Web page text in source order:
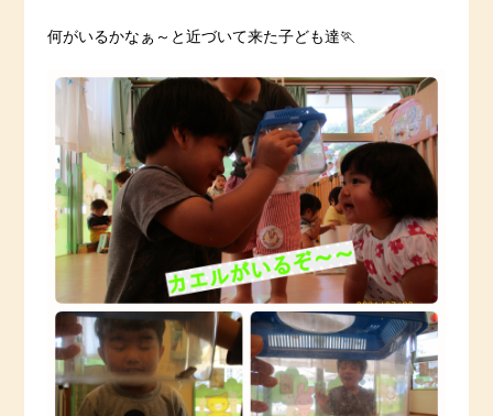
何がいるかなぁ～と近づいて来た子ども達🏃